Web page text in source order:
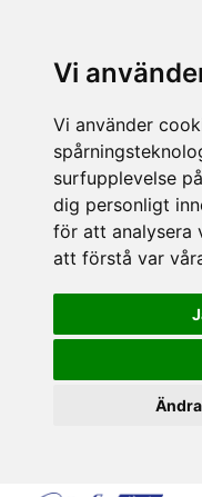
Vi
Vi använder
surfupplevelse
dig personligt
för att analysera
att förstå var